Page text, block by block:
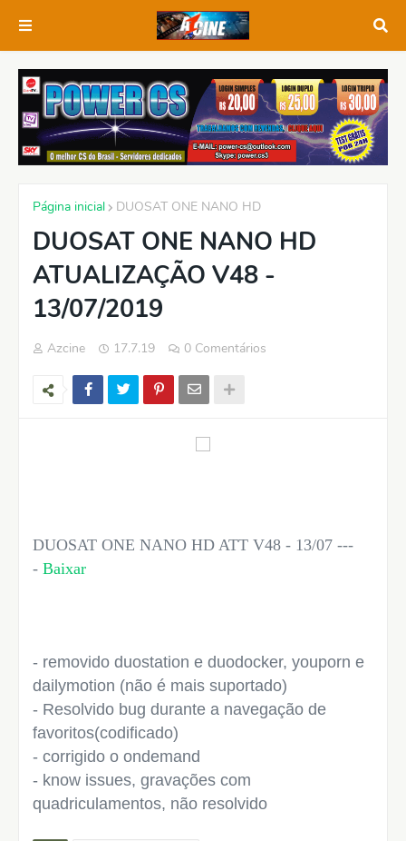
Página inicial DUOSAT ONE NANO HD
DUOSAT ONE NANO HD
ATUALIZAÇÃO V48 -
13/07/2019
Azcine 17.7.19 0 Comentários
DUOSAT ONE NANO HD ATT V48 - 13/07 ---
- Baixar
- removido duostation e duodocker, youporn e
dailymotion (não é mais suportado)
- Resolvido bug durante a navegação de
favoritos(codificado)
- corrigido o ondemand
- know issues, gravações com
quadriculamentos, não resolvido